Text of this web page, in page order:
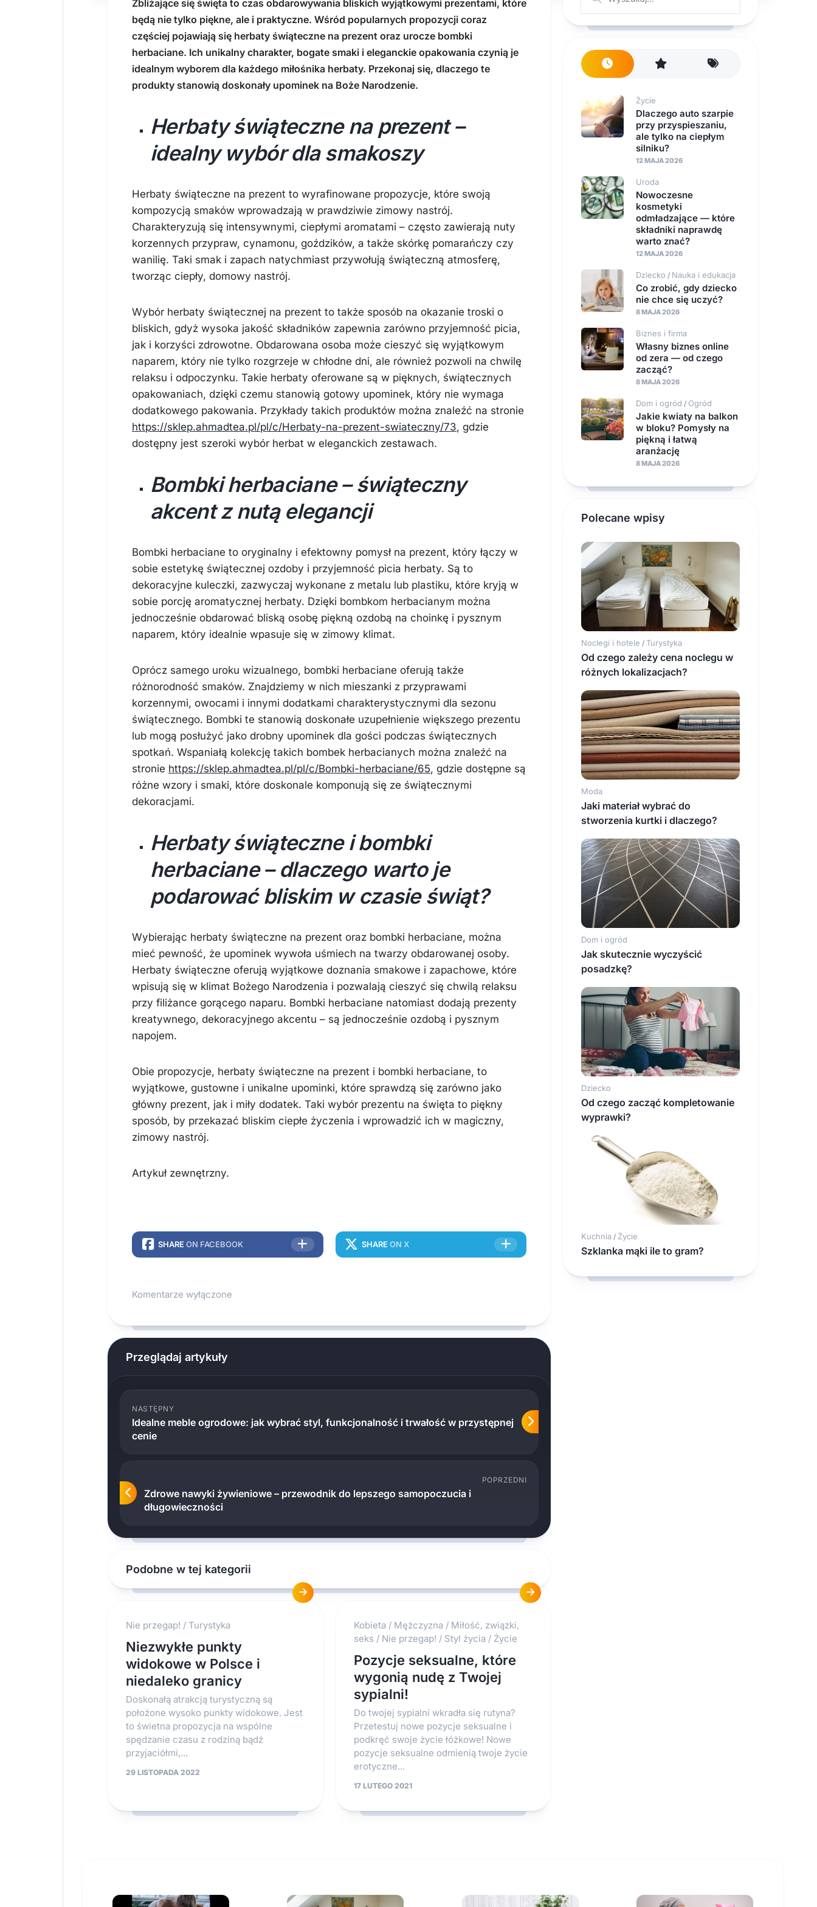
Kuchnia
Styl
Uroda
Zdrowie
Zbliżające się święta to czas obdarowywania bliskich wyjątkowymi prezentami, które
będą nie tylko piękne, ale i praktyczne. Wśród popularnych propozycji coraz
częściej pojawiają się herbaty świąteczne na prezent oraz urocze bombki
herbaciane. Ich unikalny charakter, bogate smaki i eleganckie opakowania czynią je
idealnym wyborem dla każdego miłośnika herbaty. Przekonaj się, dlaczego te
produkty stanowią doskonały upominek na Boże Narodzenie.
Herbaty świąteczne na prezent –
idealny wybór dla smakoszy
Herbaty świąteczne na prezent to wyrafinowane propozycje, które swoją
kompozycją smaków wprowadzają w prawdziwie zimowy nastrój.
Charakteryzują się intensywnymi, ciepłymi aromatami – często zawierają nuty
korzennych przypraw, cynamonu, goździków, a także skórkę pomarańczy czy
wanilię. Taki smak i zapach natychmiast przywołują świąteczną atmosferę,
tworząc ciepły, domowy nastrój.
Wybór herbaty świątecznej na prezent to także sposób na okazanie troski o
bliskich, gdyż wysoka jakość składników zapewnia zarówno przyjemność picia,
jak i korzyści zdrowotne. Obdarowana osoba może cieszyć się wyjątkowym
naparem, który nie tylko rozgrzeje w chłodne dni, ale również pozwoli na chwilę
relaksu i odpoczynku. Takie herbaty oferowane są w pięknych, świątecznych
opakowaniach, dzięki czemu stanowią gotowy upominek, który nie wymaga
dodatkowego pakowania. Przykłady takich produktów można znaleźć na stronie
https://sklep.ahmadtea.pl/pl/c/Herbaty-na-prezent-swiateczny/73, gdzie
dostępny jest szeroki wybór herbat w eleganckich zestawach.
Bombki herbaciane – świąteczny
akcent z nutą elegancji
Bombki herbaciane to oryginalny i efektowny pomysł na prezent, który łączy w
sobie estetykę świątecznej ozdoby i przyjemność picia herbaty. Są to
dekoracyjne kuleczki, zazwyczaj wykonane z metalu lub plastiku, które kryją w
sobie porcję aromatycznej herbaty. Dzięki bombkom herbacianym można
jednocześnie obdarować bliską osobę piękną ozdobą na choinkę i pysznym
naparem, który idealnie wpasuje się w zimowy klimat.
Oprócz samego uroku wizualnego, bombki herbaciane oferują także
różnorodność smaków. Znajdziemy w nich mieszanki z przyprawami
korzennymi, owocami i innymi dodatkami charakterystycznymi dla sezonu
świątecznego. Bombki te stanowią doskonałe uzupełnienie większego prezentu
lub mogą posłużyć jako drobny upominek dla gości podczas świątecznych
spotkań. Wspaniałą kolekcję takich bombek herbacianych można znaleźć na
stronie https://sklep.ahmadtea.pl/pl/c/Bombki-herbaciane/65, gdzie dostępne są
różne wzory i smaki, które doskonale komponują się ze świątecznymi
dekoracjami.
Herbaty świąteczne i bombki
herbaciane – dlaczego warto je
podarować bliskim w czasie świąt?
Wybierając herbaty świąteczne na prezent oraz bombki herbaciane, można
mieć pewność, że upominek wywoła uśmiech na twarzy obdarowanej osoby.
Herbaty świąteczne oferują wyjątkowe doznania smakowe i zapachowe, które
wpisują się w klimat Bożego Narodzenia i pozwalają cieszyć się chwilą relaksu
przy filiżance gorącego naparu. Bombki herbaciane natomiast dodają prezenty
kreatywnego, dekoracyjnego akcentu – są jednocześnie ozdobą i pysznym
napojem.
Obie propozycje, herbaty świąteczne na prezent i bombki herbaciane, to
wyjątkowe, gustowne i unikalne upominki, które sprawdzą się zarówno jako
główny prezent, jak i miły dodatek. Taki wybór prezentu na święta to piękny
sposób, by przekazać bliskim ciepłe życzenia i wprowadzić ich w magiczny,
zimowy nastrój.
Artykuł zewnętrzny.
SHARE ON FACEBOOK SHARE ON X
Komentarze wyłączone
Przeglądaj artykuły
NASTĘPNY
Idealne meble ogrodowe: jak wybrać styl, funkcjonalność i trwałość w przystępnej
cenie
POPRZEDNI
Zdrowe nawyki żywieniowe – przewodnik do lepszego samopoczucia i
długowieczności
Podobne w tej kategorii
Nie przegap! / Turystyka
Niezwykłe punkty
widokowe w Polsce i
niedaleko granicy
Doskonałą atrakcją turystyczną są
położone wysoko punkty widokowe. Jest
to świetna propozycja na wspólne
spędzanie czasu z rodziną bądź
przyjaciółmi,...
29 LISTOPADA 2022
Kobieta/ Mężczyzna/ Miłość, związki,
seks / Nie przegap! / Styl życia/ Życie
Pozycje seksualne, które
wygonią nudę z Twojej
sypialni!
Do twojej sypialni wkradła się rutyna?
Przetestuj nowe pozycje seksualne i
podkręć swoje życie łóżkowe! Nowe
pozycje seksualne odmienią twoje życie
erotyczne...
17 LUTEGO 2021
Życie
Dlaczego auto szarpie
przy przyspieszaniu,
ale tylko na ciepłym
silniku?
12 MAJA 2026
Uroda
Nowoczesne
kosmetyki
odmładzające — które
składniki naprawdę
warto znać?
12 MAJA 2026
Dziecko / Nauka i edukacja
Co zrobić, gdy dziecko
nie chce się uczyć?
8 MAJA 2026
Biznes i firma
Własny biznes online
od zera — od czego
zacząć?
8 MAJA 2026
Dom i ogród / Ogród
Jakie kwiaty na balkon
w bloku? Pomysły na
piękną i łatwą
aranżację
8 MAJA 2026
Polecane wpisy
Noclegi i hotele / Turystyka
Od czego zależy cena noclegu w
różnych lokalizacjach?
Moda
Jaki materiał wybrać do
stworzenia kurtki i dlaczego?
Dom i ogród
Jak skutecznie wyczyścić
posadzkę?
Dziecko
Od czego zacząć kompletowanie
wyprawki?
Kuchnia / Życie
Szklanka mąki ile to gram?